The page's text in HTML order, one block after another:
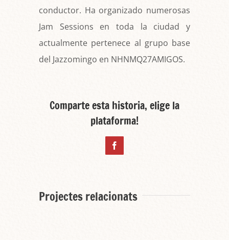
conductor. Ha organizado numerosas
Jam Sessions en toda la ciudad y
actualmente pertenece al grupo base
del Jazzomingo en NHNMQ27AMIGOS.
Comparte esta historia, elige la
plataforma!
Facebook
Projectes relacionats